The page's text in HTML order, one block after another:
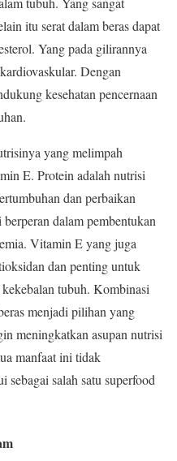
itu serat dalam beras dapat
Yang pada gilirannya
Dengan
kesehatan pencernaan
yang melimpah
E. Protein adalah nutrisi
dan perbaikan
dalam pembentukan
Vitamin E yang juga
dan penting untuk
tubuh. Kombinasi
menjadi pilihan yang
meningkatkan asupan nutrisi
manfaat ini tidak
sebagai salah satu superfood